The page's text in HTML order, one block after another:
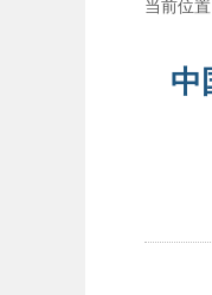
当前位置
中